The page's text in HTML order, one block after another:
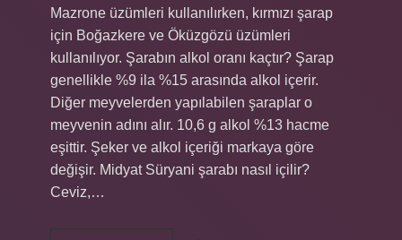
Mazrone üzümleri kullanılırken, kırmızı şarap
için Boğazkere ve Öküzgözü üzümleri
kullanılıyor. Şarabın alkol oranı kaçtır? Şarap
genellikle %9 ila %15 arasında alkol içerir.
Diğer meyvelerden yapılabilen şaraplar o
meyvenin adını alır. 10,6 g alkol %13 hacme
eşittir. Şeker ve alkol içeriği markaya göre
değişir. Midyat Süryani şarabı nasıl içilir?
Ceviz,…